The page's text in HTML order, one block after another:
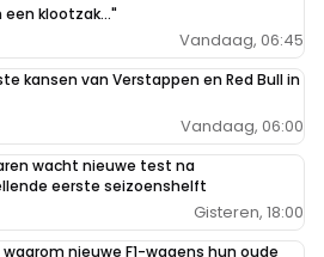
een klootzak..."
Vandaag, 06:45
kansen van Verstappen en Red Bull in
Vandaag, 06:00
wacht nieuwe test na
eerste seizoenshelft
Gisteren, 18:00
waarom nieuwe F1-wagens hun oude